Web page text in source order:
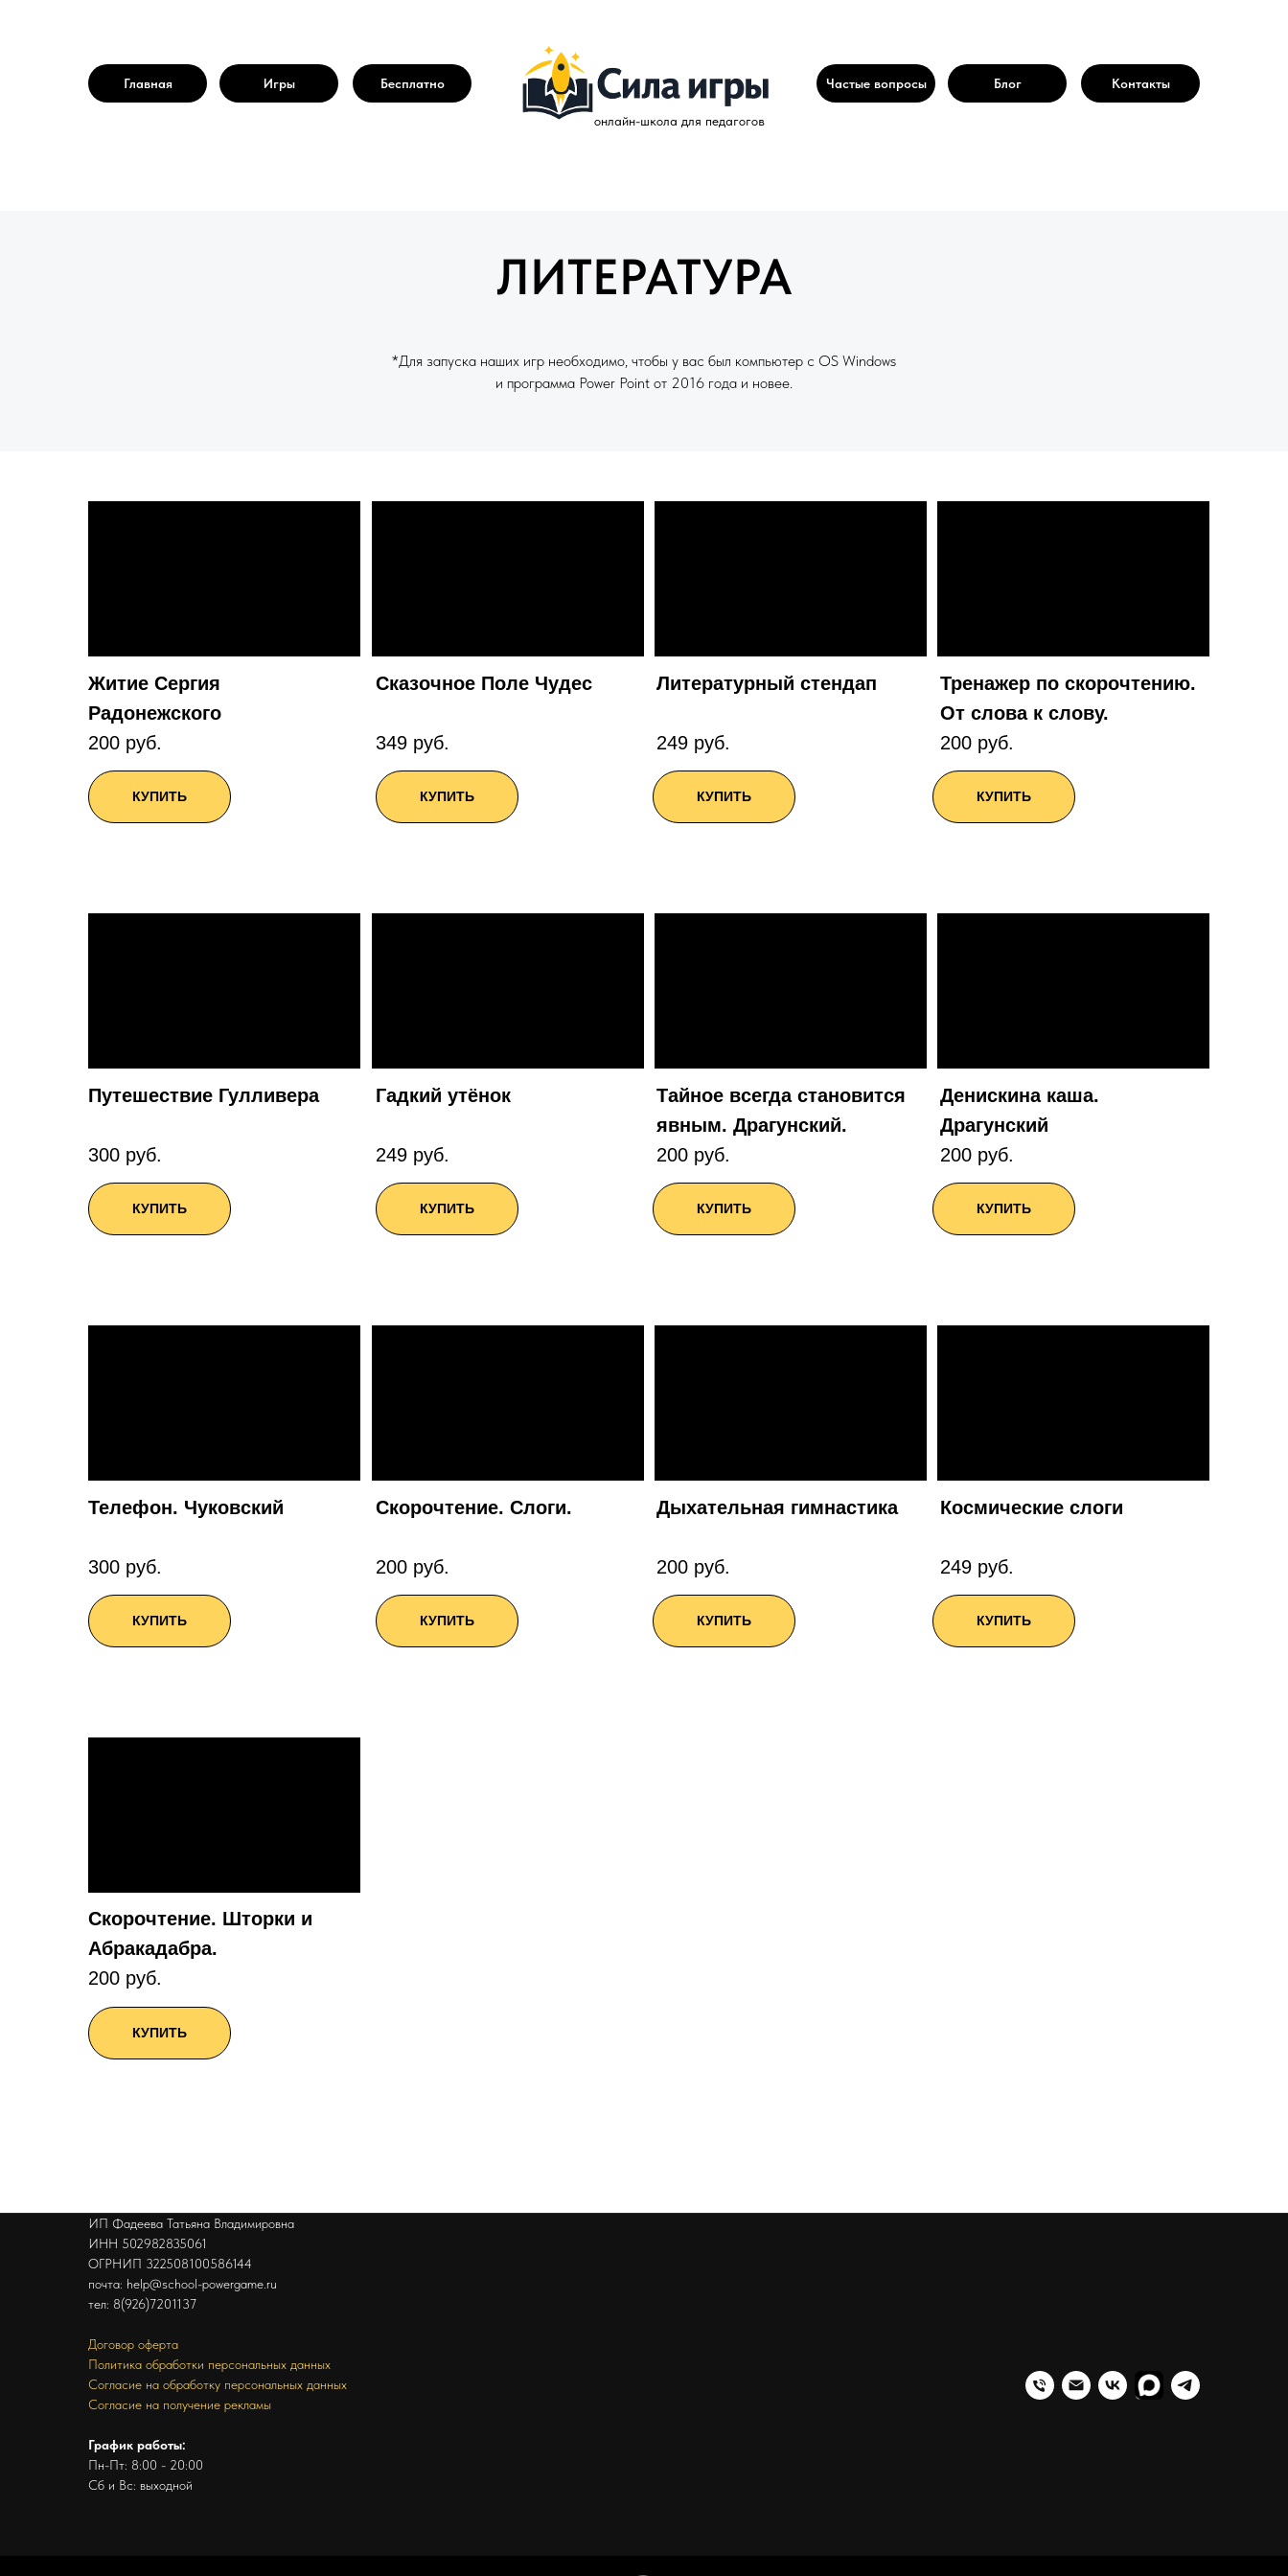
Главная Игры Блог Контакты
Бесплатно Частые вопросы
онлайн-школа для педагогов
ЛИТЕРАТУРА
*Для запуска наших игр необходимо, чтобы у вас был компьютер с OS Windows
и программа Power Point от 2016 года и новее.
Житие Сергия
Радонежского
200 руб.
Сказочное Поле Чудес
349 руб.
Литературный стендап
249 руб.
Тренажер по скорочтению.
От слова к слову.
200 руб.
КУПИТЬ КУПИТЬ КУПИТЬ КУПИТЬ
Путешествие Гулливера
300 руб.
Гадкий утёнок
249 руб.
Тайное всегда становится
явным. Драгунский.
200 руб.
Денискина каша.
Драгунский
200 руб.
КУПИТЬ КУПИТЬ КУПИТЬ КУПИТЬ
Телефон. Чуковский
300 руб.
Скорочтение. Слоги.
200 руб.
Дыхательная гимнастика
200 руб.
Космические слоги
249 руб.
КУПИТЬ КУПИТЬ КУПИТЬ КУПИТЬ
Скорочтение. Шторки и
Абракадабра.
200 руб.
КУПИТЬ
ИП Фадеева Татьяна Владимировна
ИНН 502982835061
ОГРНИП 322508100586144
почта: help@school-powergame.ru
тел: 8(926)7201137
Договор оферта
Политика обработки персональных данных
Согласие на обработку персональных данных
Согласие на получение рекламы
График работы:
Пн-Пт: 8:00 - 20:00
Сб и Вс: выходной